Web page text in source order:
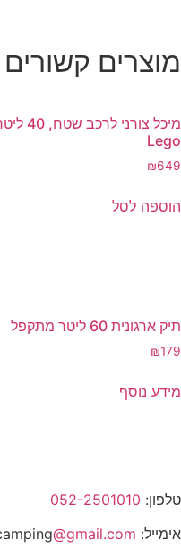
מוצרים קשורים
מיכל צורני לרכב שטח,
Lego
₪649
הוספה לסל
תיק ארגונית 60 ליטר מתקפל
₪179
מידע נוסף
טלפון: 052-2501010
אימייל: bolateva.camping @gmail.com